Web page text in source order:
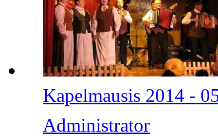
Kapelmausis 2014 -
Administrator